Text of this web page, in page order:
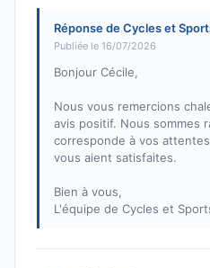
Réponse de Cycles et
Publiée le 16/07/2026
Bonjour Cécile,
Nous vous remercions
avis positif. Nous sommes
corresponde à vos
vous aient satisfaites.
Bien à vous,
L'équipe de Cycles et